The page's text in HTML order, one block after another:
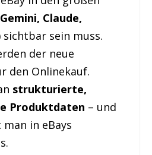
Claude,
sichtbar sein muss.
der neue
den Onlinekauf.
strukturierte,
Produktdaten – und
in eBays